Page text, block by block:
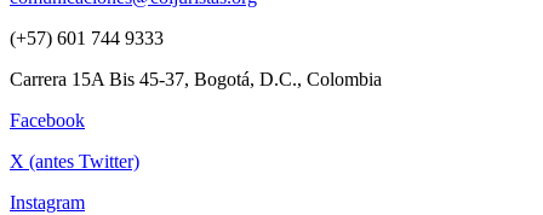
(+57) 601 744 9333
Carrera 15A Bis 45-37, Bogotá, D.C., Colombia
Facebook
X (antes Twitter)
Instagram